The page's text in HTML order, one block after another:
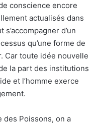
conscience encore
actualisés dans
s’accompagner d’un
qu’une forme de
Car toute idée nouvelle
la part des institutions
et l’homme exerce
des Poissons, on a